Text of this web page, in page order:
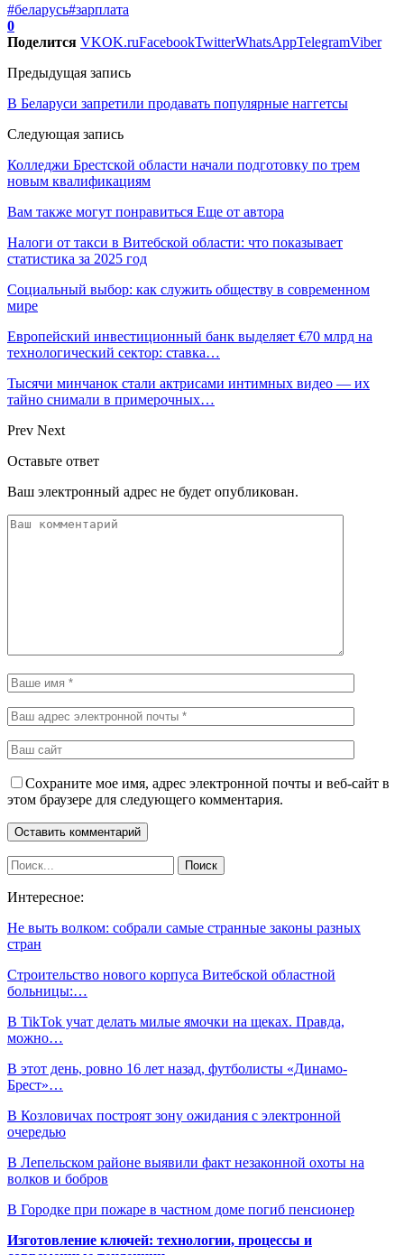
#беларусь#зарплата
0
Поделится VKOK.ruFacebookTwitterWhatsAppTelegramViber
Предыдущая запись
В Беларуси запретили продавать популярные наггетсы
Следующая запись
Колледжи Брестской области начали подготовку по трем
новым квалификациям
Вам также могут понравиться Еще от автора
Налоги от такси в Витебской области: что показывает
статистика за 2025 год
Социальный выбор: как служить обществу в современном
мире
Европейский инвестиционный банк выделяет €70 млрд на
технологический сектор: ставка…
Тысячи минчанок стали актрисами интимных видео — их
тайно снимали в примерочных…
Prev Next
Оставьте ответ
Ваш электронный адрес не будет опубликован.
Сохраните мое имя, адрес электронной почты и веб-сайт в
этом браузере для следующего комментария.
Интересное:
Не выть волком: собрали самые странные законы разных
стран
Строительство нового корпуса Витебской областной
больницы:…
В TikTok учат делать милые ямочки на щеках. Правда,
можно…
В этот день, ровно 16 лет назад, футболисты «Динамо-
Брест»…
В Козловичах построят зону ожидания с электронной
очередью
В Лепельском районе выявили факт незаконной охоты на
волков и бобров
В Городке при пожаре в частном доме погиб пенсионер
Изготовление ключей: технологии, процессы и